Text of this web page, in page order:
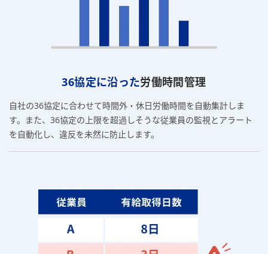
36協定に沿った労働時間管理
自社の36協定に合わせて時間外・休日労働時間を自動集計しま
す。また、36協定の上限を超過しそうな従業員の監視とアラート
を自動化し、違反を未然に防止します。